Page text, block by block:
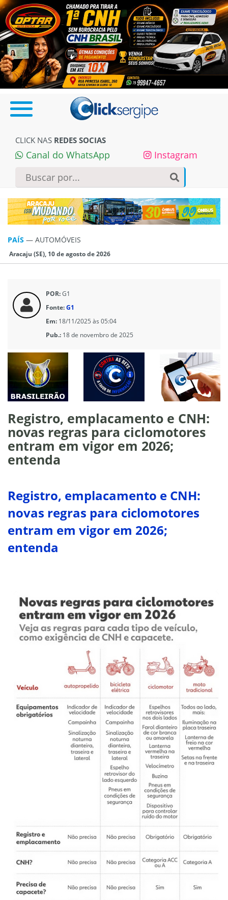
CLICK NAS REDES SOCIAS
Canal do WhatsApp Instagram
PAÍS — AUTOMÓVEIS
Aracaju (SE), 10 de agosto de 2026
POR:G1
Fonte:G1
Em: 18/11/2025 às 05:04
Pub.: 18 de novembro de 2025
Registro, emplacamento e CNH:
novas regras para ciclomotores
entram em vigor em 2026;
entenda
Registro, emplacamento e CNH:
novas regras para ciclomotores
entram em vigor em 2026;
entenda